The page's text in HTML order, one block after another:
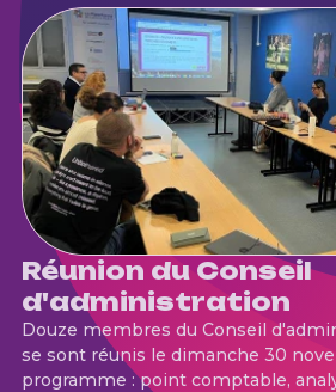
Réunion du Conseil
d'administration
Douze membres du Conseil
se sont réunis le dimanche 30
programme : point comptable,